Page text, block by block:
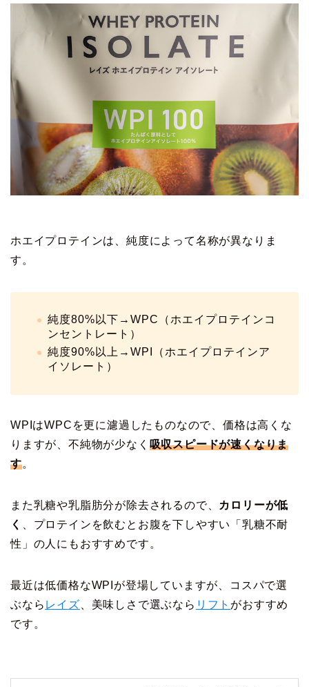
ホエイプロテインは、純度によって名称が異なりま
す。
純度80%以下→WPC（ホエイプロテインコ
ンセントレート）
純度90%以上→WPI（ホエイプロテインア
イソレート）
WPIはWPCを更に濾過したものなので、価格は高くな
りますが、不純物が少なく 吸収スピードが速くなりま
す。
また乳糖や乳脂肪分が除去されるので、 カロリーが低
く
、プロテインを飲むとお腹を下しやすい「乳糖不耐
性」の人にもおすすめです。
最近は低価格なWPIが登場していますが、コスパで選
ぶなら レイズ 、美味しさで選ぶなら リフト がおすすめ
です。